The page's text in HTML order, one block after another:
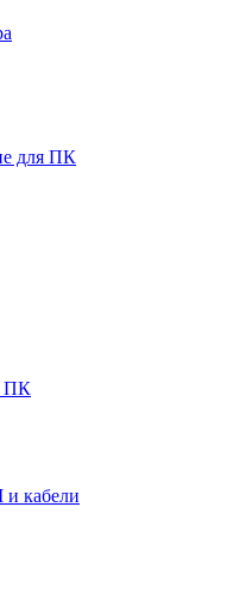
для ПК
ПК
кабели